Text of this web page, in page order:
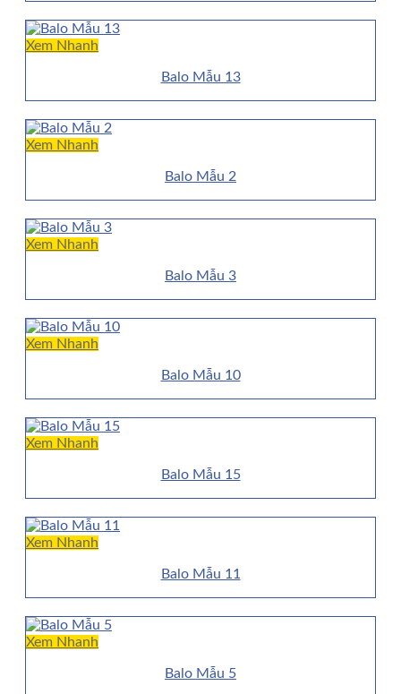
Xem Nhanh
Balo Mẫu 13
Xem Nhanh
Balo Mẫu 2
Xem Nhanh
Balo Mẫu 3
Xem Nhanh
Balo Mẫu 10
Xem Nhanh
Balo Mẫu 15
Xem Nhanh
Balo Mẫu 11
Xem Nhanh
Balo Mẫu 5